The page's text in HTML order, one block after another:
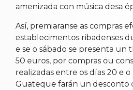
amenizada con música desa
Así, premiaranse as compras
establecimentos ribadenses
e se o sábado se presenta un
50 euros, por compras ou
realizadas entre os días 20 e
Guateque farán un desconto